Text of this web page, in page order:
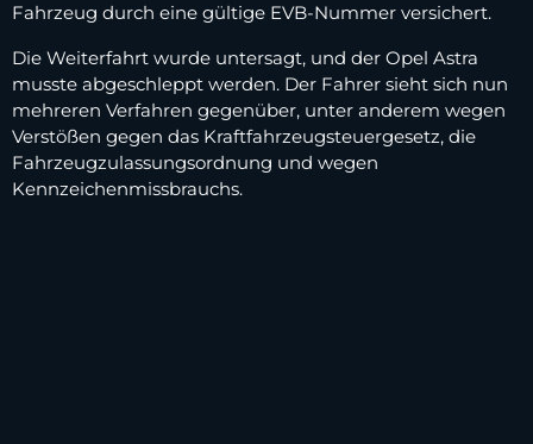
Fahrzeug durch eine gültige EVB-Nummer versichert.
Die Weiterfahrt wurde untersagt, und der Opel Astra
musste abgeschleppt werden. Der Fahrer sieht sich nun
mehreren Verfahren gegenüber, unter anderem wegen
Verstößen gegen das Kraftfahrzeugsteuergesetz, die
Fahrzeugzulassungsordnung und wegen
Kennzeichenmissbrauchs.